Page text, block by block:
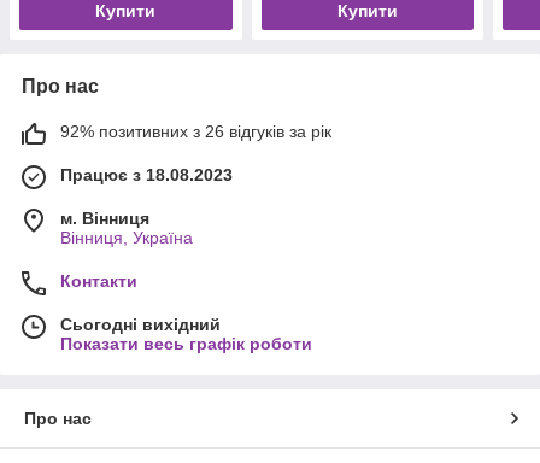
Купити Купити
Про нас
92% позитивних з 26 відгуків за рік
Працює з 18.08.2023
м. Вінниця
Вінниця, Україна
Контакти
Сьогодні вихідний
Показати весь графік роботи
Про нас